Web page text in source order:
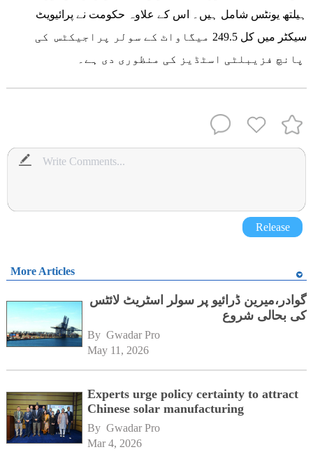
ہیلتھ یونٹس شامل ہیں۔ اس کے علاوہ حکومت نے پرائیویٹ
سیکٹر میں کل 249.5 میگاواٹ کے سولر پراجیکٹس کی
پانچ فزیبلٹی اسٹڈیز کی منظوری دی ہے۔
Release
More Articles
گوادر،میرین ڈرائیو پر سولر اسٹریٹ لائٹس
کی بحالی شروع
By Gwadar Pro
May 11, 2026
Experts urge policy certainty to attract
Chinese solar manufacturing
By Gwadar Pro
Mar 4, 2026